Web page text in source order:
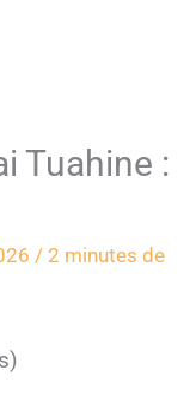
Tuahine :
/ 2 minutes de